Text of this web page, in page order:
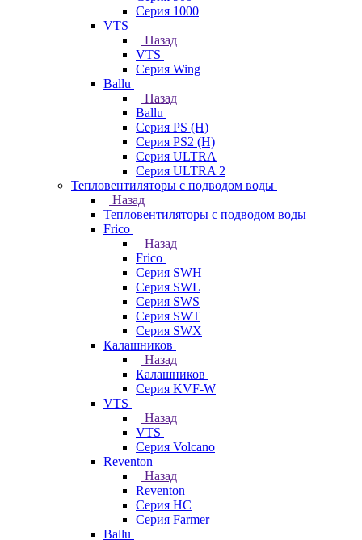
Серия 1000
VTS
Назад
VTS
Серия Wing
Ballu
Назад
Ballu
Серия PS (H)
Серия PS2 (H)
Серия ULTRA
Серия ULTRA 2
Тепловентиляторы с подводом воды
Назад
Тепловентиляторы с подводом воды
Frico
Назад
Frico
Серия SWH
Серия SWL
Серия SWS
Серия SWT
Серия SWX
Калашников
Назад
Калашников
Серия KVF-W
VTS
Назад
VTS
Серия Volcano
Reventon
Назад
Reventon
Серия HC
Серия Farmer
Ballu